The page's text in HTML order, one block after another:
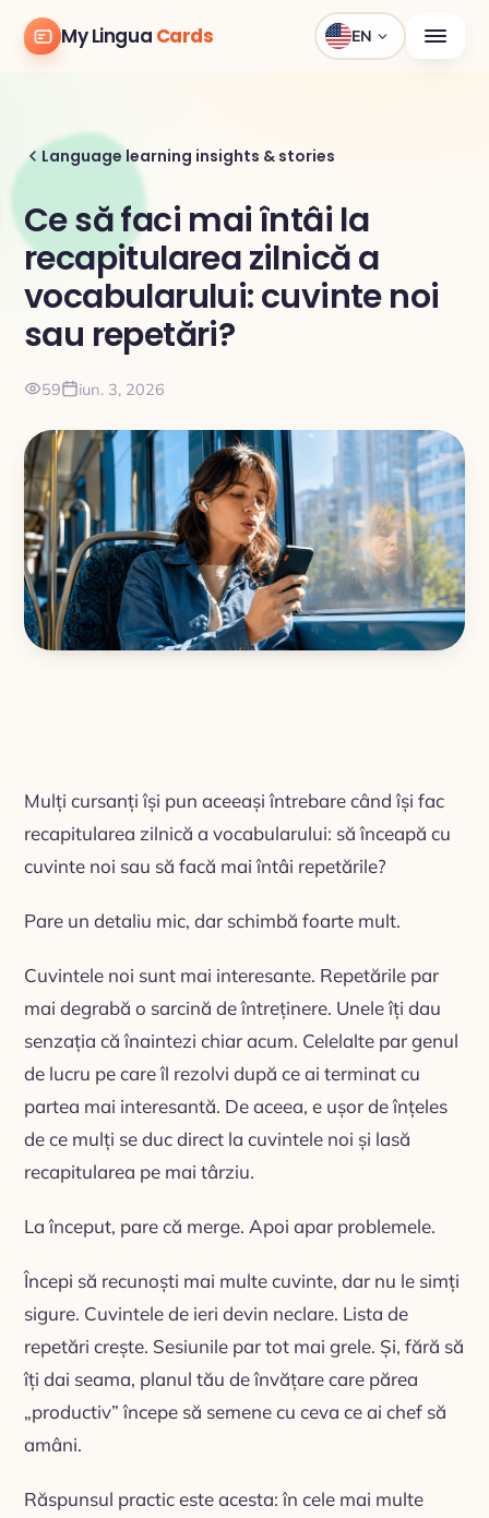
My Lingua Cards EN
Language learning insights & stories
Ce să faci mai întâi la
recapitularea zilnică a
vocabularului: cuvinte noi
sau repetări?
59 iun. 3, 2026
Mulți cursanți își pun aceeași întrebare când își fac
recapitularea zilnică a vocabularului: să înceapă cu
cuvinte noi sau să facă mai întâi repetările?
Pare un detaliu mic, dar schimbă foarte mult.
Cuvintele noi sunt mai interesante. Repetările par
mai degrabă o sarcină de întreținere. Unele îți dau
senzația că înaintezi chiar acum. Celelalte par genul
de lucru pe care îl rezolvi după ce ai terminat cu
partea mai interesantă. De aceea, e ușor de înțeles
de ce mulți se duc direct la cuvintele noi și lasă
recapitularea pe mai târziu.
La început, pare că merge. Apoi apar problemele.
Începi să recunoști mai multe cuvinte, dar nu le simți
sigure. Cuvintele de ieri devin neclare. Lista de
repetări crește. Sesiunile par tot mai grele. Și, fără să
îți dai seama, planul tău de învățare care părea
„productiv” începe să semene cu ceva ce ai chef să
amâni.
Răspunsul practic este acesta: în cele mai multe